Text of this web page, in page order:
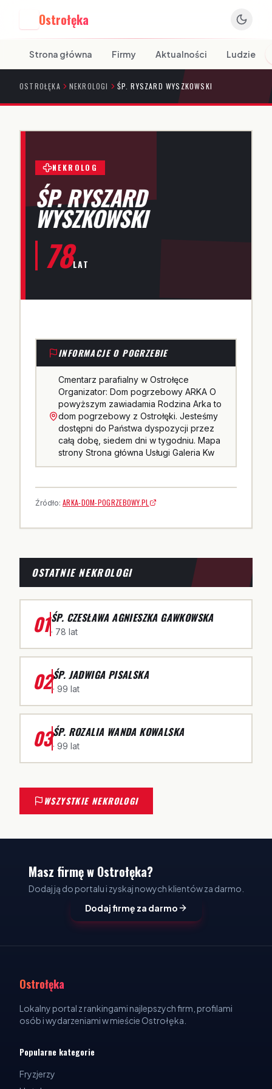
Ostrołęka
Strona główna Firmy Aktualności Ludzie
OSTROŁĘKA NEKROLOGI ŚP. RYSZARD WYSZKOWSKI
NEKROLOG
ŚP. RYSZARD
WYSZKOWSKI
78LAT
INFORMACJE O POGRZEBIE
Cmentarz parafialny w Ostrołęce
Organizator: Dom pogrzebowy ARKA O
powyższym zawiadamia Rodzina Arka to
dom pogrzebowy z Ostrołęki. Jesteśmy
dostępni do Państwa dyspozycji przez
całą dobę, siedem dni w tygodniu. Mapa
strony Strona główna Usługi Galeria Kw
Źródło: ARKA-DOM-POGRZEBOWY.PL
OSTATNIE NEKROLOGI
01ŚP. CZESŁAWA AGNIESZKA GAWKOWSKA
· 78 lat
02ŚP. JADWIGA PISALSKA
· 99 lat
03ŚP. ROZALIA WANDA KOWALSKA
· 99 lat
WSZYSTKIE NEKROLOGI
Masz firmę w Ostrołęka?
Dodaj ją do portalu i zyskaj nowych klientów za darmo.
Dodaj firmę za darmo
Ostrołęka
Lokalny portal z rankingami najlepszych firm, profilami
osób i wydarzeniami w mieście Ostrołęka.
Popularne kategorie
Fryzjerzy